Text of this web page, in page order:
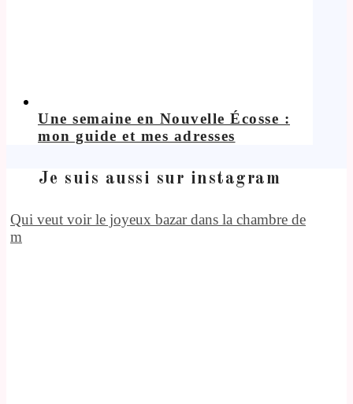
Une semaine en Nouvelle Écosse :
mon guide et mes adresses
Je suis aussi sur instagram
Qui veut voir le joyeux bazar dans la chambre de
m